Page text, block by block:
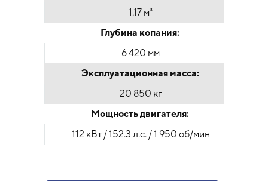
1.17 м³
Глубина копания:
6 420 мм
Эксплуатационная масса:
20 850 кг
Мощность двигателя:
112 кВт / 152.3 л.с. / 1 950 об/мин